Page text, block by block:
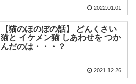
2022.01.01
【猫のほのぼの話】 どんくさい
猫と イケメン猫 しあわせを つか
んだのは・・・？
2021.12.26